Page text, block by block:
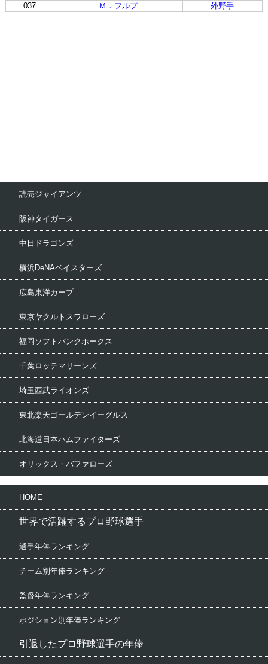
037
Ｍ．フルプ 外野手
読売ジャイアンツ
阪神タイガース
中日ドラゴンズ
横浜DeNAベイスターズ
広島東洋カープ
東京ヤクルトスワローズ
福岡ソフトバンクホークス
千葉ロッテマリーンズ
埼玉西武ライオンズ
東北楽天ゴールデンイーグルス
北海道日本ハムファイターズ
オリックス・バファローズ
HOME
世界で活躍するプロ野球選手
選手年俸ランキング
チーム別年俸ランキング
監督年俸ランキング
ポジション別年俸ランキング
引退したプロ野球選手の年俸